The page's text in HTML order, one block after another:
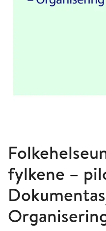
fylkene –